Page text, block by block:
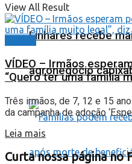
Linhares recebe
agronegócio
View All Result
VÍDEO – Irmãos
“Quero ter uma família
Três irmãos, de 7, 12 e 15
da campanha de adoção
Leia mais
Curta nossa página no